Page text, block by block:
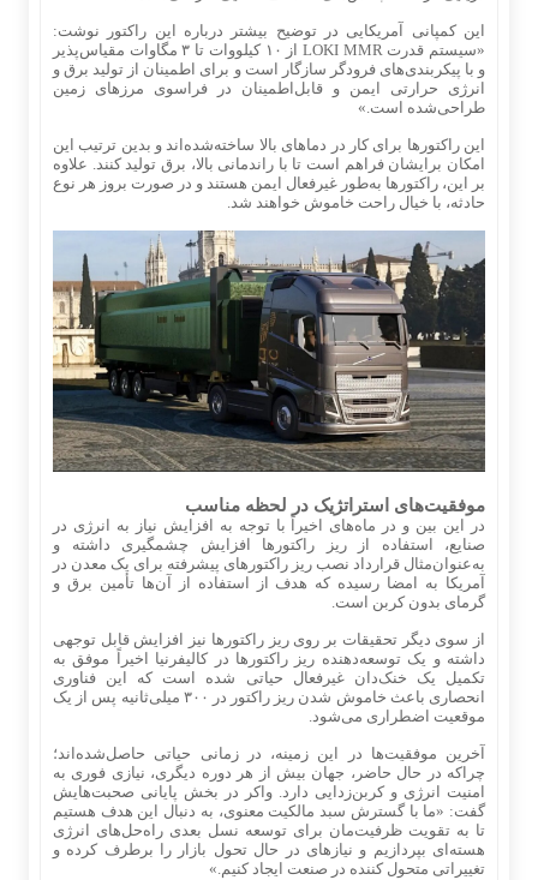
این کمپانی آمریکایی در توضیح بیشتر درباره این راکتور نوشت:
«سیستم قدرت LOKI MMR از ۱۰ کیلووات تا ۳ مگاوات مقیاس‌پذیر
و با پیکربندی‌های فرودگر سازگار است و برای اطمینان از تولید برق و
انرژی حرارتی ایمن و قابل‌اطمینان در فراسوی مرزهای زمین
طراحی‌شده است.»
این راکتورها برای کار در دماهای بالا ساخته‌شده‌اند و بدین ترتیب این
امکان برایشان فراهم است تا با راندمانی بالا، برق تولید کنند. علاوه
بر این، راکتورها به‌طور غیرفعال ایمن هستند و در صورت بروز هر نوع
حادثه، با خیال راحت خاموش خواهند شد.
موفقیت‌های استراتژیک در لحظه مناسب
در این ‌بین و در ماه‌های اخیراً با توجه به افزایش نیاز به انرژی در
صنایع، استفاده از ریز راکتورها افزایش چشمگیری داشته و
به‌عنوان‌مثال قرارداد نصب ریز راکتورهای پیشرفته برای یک معدن در
آمریکا به امضا رسیده که هدف از استفاده از آن‌ها تأمین برق و
گرمای بدون کربن است.
از سوی دیگر تحقیقات بر روی ریز راکتورها نیز افزایش قابل توجهی
داشته و یک توسعه‌دهنده ریز راکتورها در کالیفرنیا اخیراً موفق به
تکمیل یک خنک‌دان غیرفعال حیاتی شده است که این فناوری
انحصاری باعث خاموش شدن ریز راکتور در ۳۰۰ میلی‌ثانیه پس از یک
موقعیت اضطراری می‌شود.
آخرین موفقیت‌ها در این زمینه، در زمانی حیاتی حاصل‌شده‌اند؛
چراکه در حال حاضر، جهان بیش از هر دوره دیگری، نیازی فوری به
امنیت انرژی و کربن‌زدایی دارد. واکر در بخش پایانی صحبت‌هایش
گفت: «ما با گسترش سبد مالکیت معنوی، به دنبال این هدف هستیم
تا به تقویت ظرفیت‌مان برای توسعه نسل بعدی راه‌حل‌های انرژی
هسته‌ای بپردازیم و نیازهای در حال تحول بازار را برطرف کرده و
تغییراتی متحول کننده در صنعت ایجاد کنیم.»